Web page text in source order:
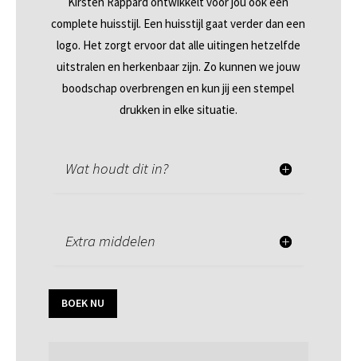
complete huisstijl. Een huisstijl gaat verder dan een
logo. Het zorgt ervoor dat alle uitingen hetzelfde
uitstralen en herkenbaar zijn. Zo kunnen we jouw
boodschap overbrengen en kun jij een stempel
drukken in elke situatie.
Wat houdt dit in?
Extra middelen
BOEK NU